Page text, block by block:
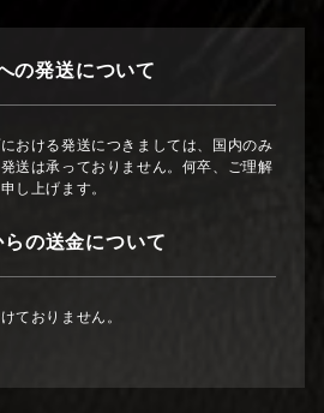
の発送について
おける発送につきましては、国内のみ
送は承っておりません。何卒、ご理解
し上げます。
の送金について
ておりません。